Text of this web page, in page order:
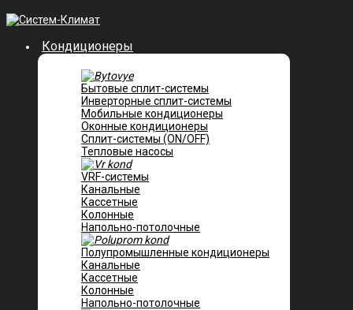
Кондиционеры
Бытовые сплит-системы
Инверторные сплит-системы
Мобильные кондиционеры
Оконные кондиционеры
Сплит-системы (ON/OFF)
Тепловые насосы
VRF-системы
Канальные
Касcетные
Колонные
Напольно-потолочные
Полупромышленные кондиционеры
Канальные
Кассетные
Колонные
Напольно-потолочные